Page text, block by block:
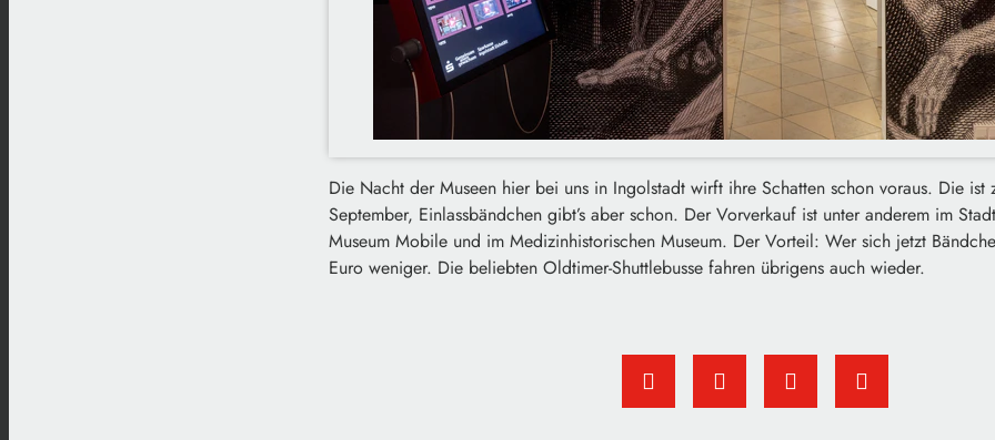
Die Nacht der Museen hier bei uns in Ingolstadt wirft ihre Schatten schon voraus. Die ist
September, Einlassbändchen gibt’s aber schon. Der Vorverkauf ist unter anderem im
Museum Mobile und im Medizinhistorischen Museum. Der Vorteil: Wer sich jetzt
Euro weniger. Die beliebten Oldtimer-Shuttlebusse fahren übrigens auch wieder.